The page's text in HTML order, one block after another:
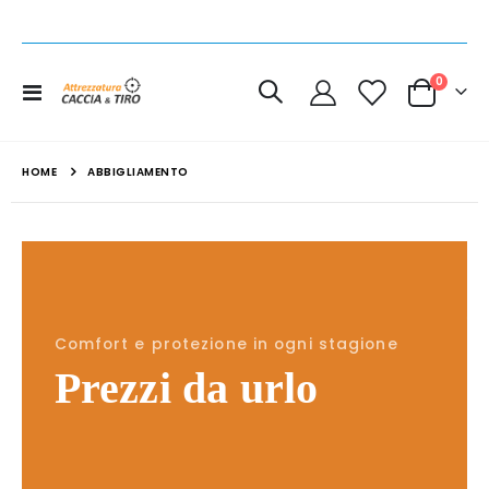
Toggle
Cart
0
HOME ABBIGLIAMENTO
Comfort e protezione in ogni stagione
Prezzi da urlo